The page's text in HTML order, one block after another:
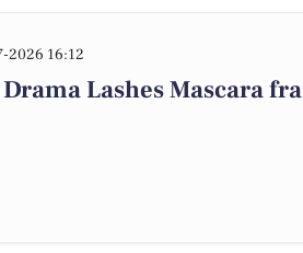
2026 16:12
Lashes Mascara fra